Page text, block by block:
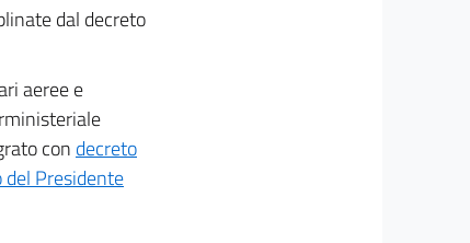
dal decreto
aeree e
con decreto
del Presidente